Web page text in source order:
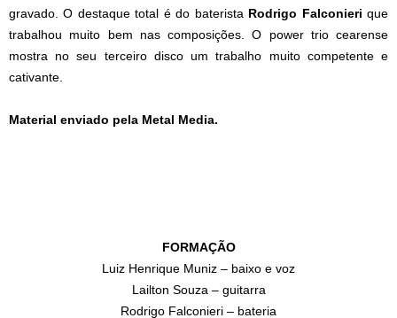
gravado. O destaque total é do baterista Rodrigo Falconieri que
trabalhou muito bem nas composições. O power trio cearense
mostra no seu terceiro disco um trabalho muito competente e
cativante.
Material enviado pela Metal Media.
FORMAÇÃO
Luiz Henrique Muniz – baixo e voz
Lailton Souza – guitarra
Rodrigo Falconieri – bateria